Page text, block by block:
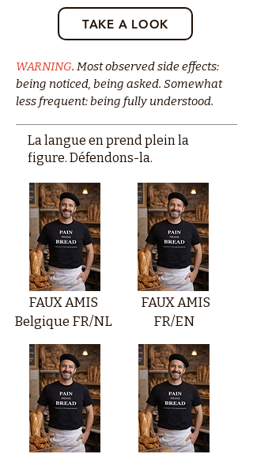
TAKE A LOOK
WARNING. Most observed side effects:
being noticed, being asked. Somewhat
less frequent: being fully understood.
La langue en prend plein la
figure. Défendons-la.
FAUX AMIS
FR/EN
FAUX AMIS
Belgique FR/NL